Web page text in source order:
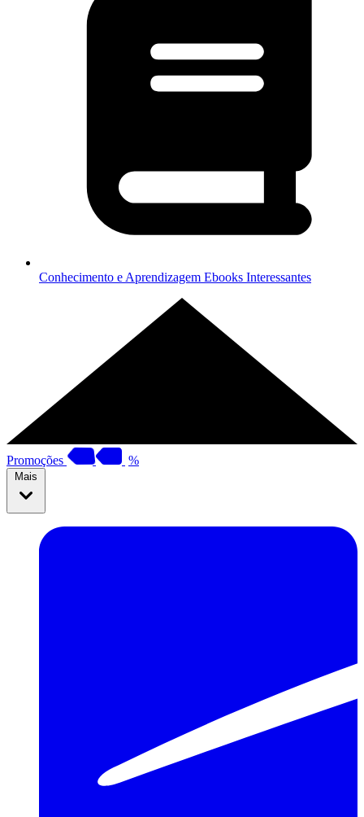
Conhecimento e Aprendizagem Ebooks Interessantes
Promoções %
Mais